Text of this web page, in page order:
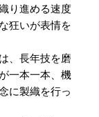
り進める速度
狂いが表情を
、長年技を磨
一本一本、機
に製織を行っ